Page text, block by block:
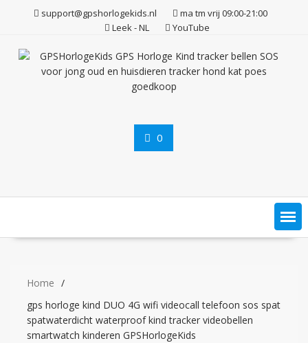
inhoud
support@gpshorlogekids.nl
ma tm vrij 09:00-21:00
Leek - NL
YouTube
0
Home
gps horloge kind DUO 4G wifi videocall telefoon sos spat
spatwaterdicht waterproof kind tracker videobellen
smartwatch kinderen GPSHorlogeKids